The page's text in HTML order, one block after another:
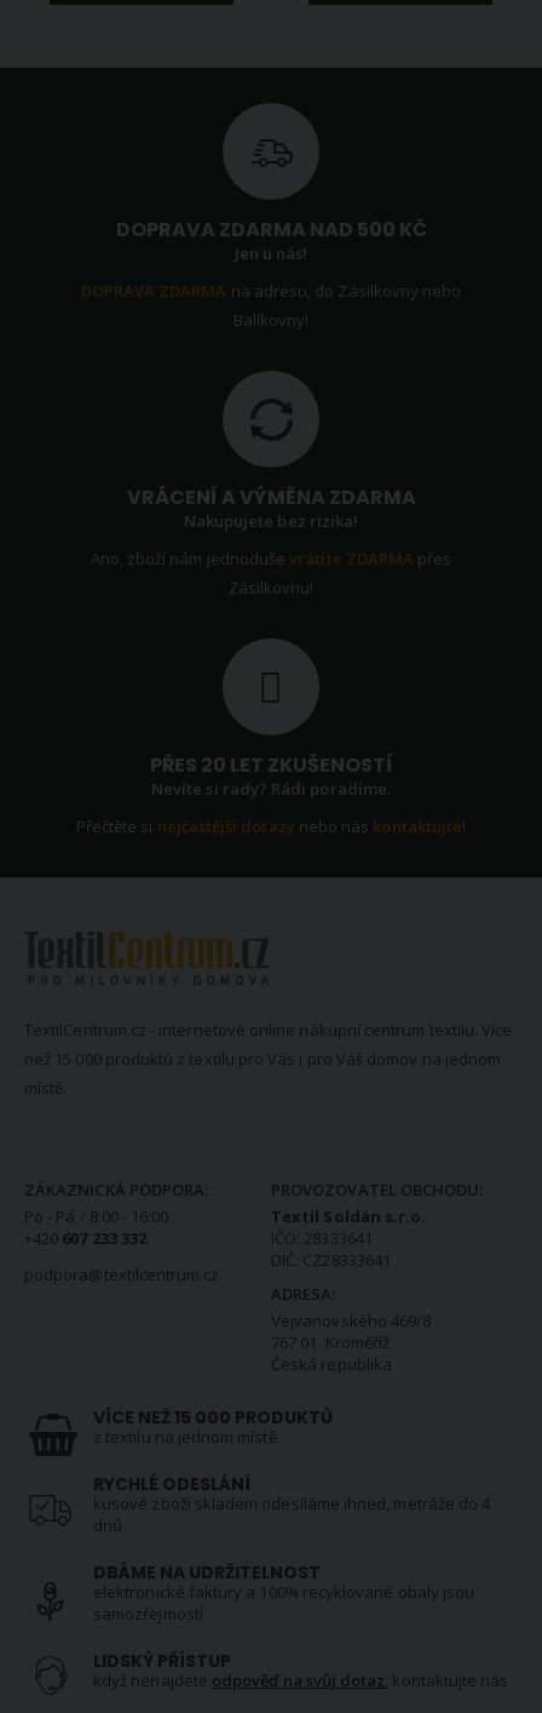
DOPRAVA ZDARMA NAD 500 KČ
Jen u nás!
DOPRAVA ZDARMA na adresu, do Zásilkovny nebo
Balíkovny!
VRÁCENÍ A VÝMĚNA ZDARMA
Nakupujete bez rizika!
Ano, zboží nám jednoduševrátíte ZDARMA přes
Zásilkovnu!
PŘES 20 LET ZKUŠENOSTÍ
Nevíte si rady? Rádi poradíme.
Přečtěte si nejčastější dotazy nebo nás kontaktujte!
TextilCentrum.cz - internetové online nákupní centrum textilu. Více
než 15 000 produktů z textilu pro Vás i pro Váš domov na jednom
místě.
ZÁKAZNICKÁ PODPORA:
Po - Pá / 8:00 - 16:00
+420 607 233 332
podpora@textilcentrum.cz
PROVOZOVATEL OBCHODU:
Textil Soldán s.r.o.
IČO: 28333641
DIČ: CZ28333641
ADRESA:
Vejvanovského 469/8
767 01 Kroměříž
Česká republika
VÍCE NEŽ 15 000 PRODUKTŮ
z textilu na jednom místě
RYCHLÉ ODESLÁNÍ
kusové zboží skladem odesíláme ihned, metráže do 4
dnů
DBÁME NA UDRŽITELNOST
elektronické faktury a 100% recyklované obaly jsou
samozřejmostí
LIDSKÝ PŘÍSTUP
když nenajdete odpověď na svůj dotaz, kontaktujte nás